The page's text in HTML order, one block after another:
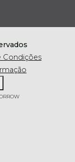
Condições